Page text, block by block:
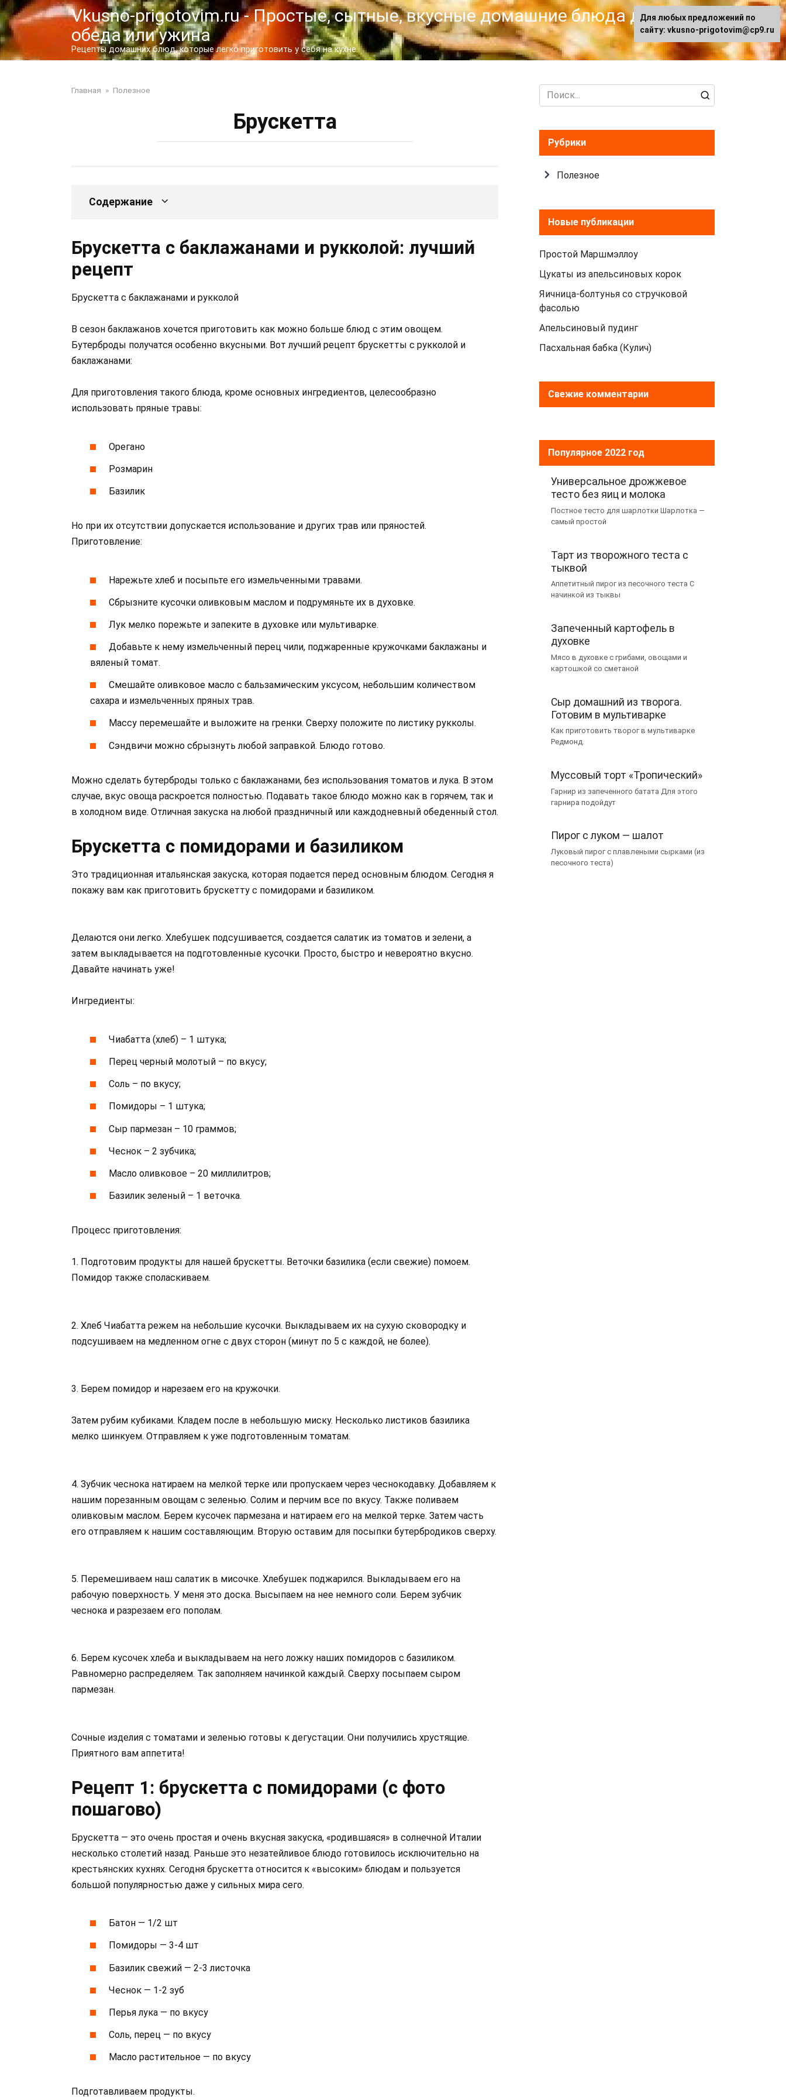
Перейти
к
контенту
Vkusno-prigotovim.ru - Простые, сытные, вкусные домашние блюда для
обеда или ужина
Рецепты домашних блюд, которые легко приготовить у себя на кухне.
Главная » Полезное
Брускетта
Содержание
Брускетта с баклажанами и рукколой: лучший
рецепт
Брускетта с баклажанами и рукколой
В сезон баклажанов хочется приготовить как можно больше блюд с этим овощем.
Бутерброды получатся особенно вкусными. Вот лучший рецепт брускетты с рукколой и
баклажанами:
Для приготовления такого блюда, кроме основных ингредиентов, целесообразно
использовать пряные травы:
Орегано
Розмарин
Базилик
Но при их отсутствии допускается использование и других трав или пряностей.
Приготовление:
Нарежьте хлеб и посыпьте его измельченными травами.
Сбрызните кусочки оливковым маслом и подрумяньте их в духовке.
Лук мелко порежьте и запеките в духовке или мультиварке.
Добавьте к нему измельченный перец чили, поджаренные кружочками баклажаны и
вяленый томат.
Смешайте оливковое масло с бальзамическим уксусом, небольшим количеством
сахара и измельченных пряных трав.
Массу перемешайте и выложите на гренки. Сверху положите по листику рукколы.
Сэндвичи можно сбрызнуть любой заправкой. Блюдо готово.
Можно сделать бутерброды только с баклажанами, без использования томатов и лука. В этом
случае, вкус овоща раскроется полностью. Подавать такое блюдо можно как в горячем, так и
в холодном виде. Отличная закуска на любой праздничный или каждодневный обеденный стол.
Брускетта с помидорами и базиликом
Это традиционная итальянская закуска, которая подается перед основным блюдом. Сегодня я
покажу вам как приготовить брускетту с помидорами и базиликом.
Делаются они легко. Хлебушек подсушивается, создается салатик из томатов и зелени, а
затем выкладывается на подготовленные кусочки. Просто, быстро и невероятно вкусно.
Давайте начинать уже!
Ингредиенты:
Чиабатта (хлеб) – 1 штука;
Перец черный молотый – по вкусу;
Соль – по вкусу;
Помидоры – 1 штука;
Сыр пармезан – 10 граммов;
Чеснок – 2 зубчика;
Масло оливковое – 20 миллилитров;
Базилик зеленый – 1 веточка.
Процесс приготовления:
1. Подготовим продукты для нашей брускетты. Веточки базилика (если свежие) помоем.
Помидор также споласкиваем.
2. Хлеб Чиабатта режем на небольшие кусочки. Выкладываем их на сухую сковородку и
подсушиваем на медленном огне с двух сторон (минут по 5 с каждой, не более).
3. Берем помидор и нарезаем его на кружочки.
Затем рубим кубиками. Кладем после в небольшую миску. Несколько листиков базилика
мелко шинкуем. Отправляем к уже подготовленным томатам.
4. Зубчик чеснока натираем на мелкой терке или пропускаем через чеснокодавку. Добавляем к
нашим порезанным овощам с зеленью. Солим и перчим все по вкусу. Также поливаем
оливковым маслом. Берем кусочек пармезана и натираем его на мелкой терке. Затем часть
его отправляем к нашим составляющим. Вторую оставим для посыпки бутербродиков сверху.
5. Перемешиваем наш салатик в мисочке. Хлебушек поджарился. Выкладываем его на
рабочую поверхность. У меня это доска. Высыпаем на нее немного соли. Берем зубчик
чеснока и разрезаем его пополам.
6. Берем кусочек хлеба и выкладываем на него ложку наших помидоров с базиликом.
Равномерно распределяем. Так заполняем начинкой каждый. Сверху посыпаем сыром
пармезан.
Сочные изделия с томатами и зеленью готовы к дегустации. Они получились хрустящие.
Приятного вам аппетита!
Рецепт 1: брускетта с помидорами (с фото
пошагово)
Брускетта — это очень простая и очень вкусная закуска, «родившаяся» в солнечной Италии
несколько столетий назад. Раньше это незатейливое блюдо готовилось исключительно на
крестьянских кухнях. Сегодня брускетта относится к «высоким» блюдам и пользуется
большой популярностью даже у сильных мира сего.
Батон — 1/2 шт
Помидоры — 3-4 шт
Базилик свежий — 2-3 листочка
Чеснок — 1-2 зуб
Перья лука — по вкусу
Соль, перец — по вкусу
Масло растительное — по вкусу
Подготавливаем продукты.
Search
for:
Рубрики
Полезное
Новые публикации
Простой Маршмэллоу
Цукаты из апельсиновых корок
Яичница-болтунья со стручковой
фасолью
Апельсиновый пудинг
Пасхальная бабка (Кулич)
Свежие комментарии
Популярное 2022 год
Универсальное дрожжевое
тесто без яиц и молока
Постное тесто для шарлотки Шарлотка —
самый простой
Тарт из творожного теста с
тыквой
Аппетитный пирог из песочного теста С
начинкой из тыквы
Запеченный картофель в
духовке
Мясо в духовке с грибами, овощами и
картошкой со сметаной
Сыр домашний из творога.
Готовим в мультиварке
Как приготовить творог в мультиварке
Редмонд.
Муссовый торт «Тропический»
Гарнир из запеченного батата Для этого
гарнира подойдут
Пирог с луком — шалот
Луковый пирог с плавлеными сырками (из
песочного теста)
Для любых предложений по
сайту: vkusno-prigotovim@cp9.ru